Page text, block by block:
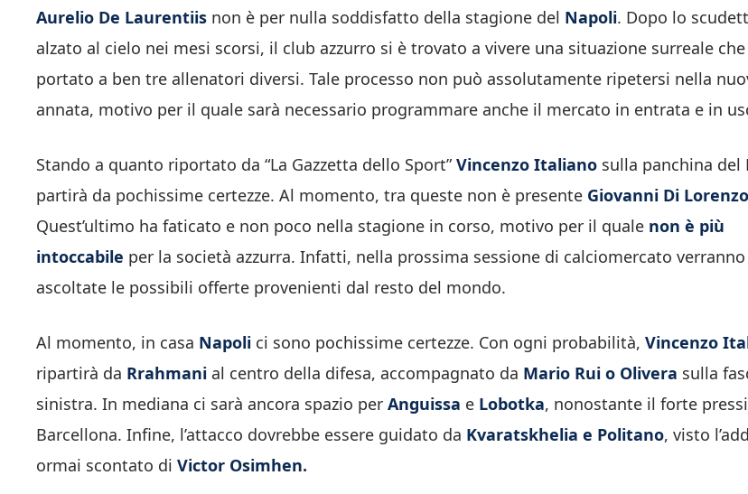
Aurelio De Laurentiis non è per nulla soddisfatto della stagione del Napoli. Dopo lo
alzato al cielo nei mesi scorsi, il club azzurro si è trovato a vivere una situazione surreale
portato a ben tre allenatori diversi. Tale processo non può assolutamente ripetersi nella
annata, motivo per il quale sarà necessario programmare anche il mercato in entrata e in
Stando a quanto riportato da “La Gazzetta dello Sport”Vincenzo Italiano sulla panchina del
partirà da pochissime certezze. Al momento, tra queste non è presente Giovanni Di Lorenzo
Quest’ultimo ha faticato e non poco nella stagione in corso, motivo per il quale non è più
intoccabile per la società azzurra. Infatti, nella prossima sessione di calciomercato verranno
ascoltate le possibili offerte provenienti dal resto del mondo.
Al momento, in casa Napoli ci sono pochissime certezze. Con ogni probabilità, Vincenzo
ripartirà da Rrahmani al centro della difesa, accompagnato da Mario Rui o Olivera sulla
sinistra. In mediana ci sarà ancora spazio per Anguissa e Lobotka, nonostante il forte
Barcellona. Infine, l’attacco dovrebbe essere guidato da Kvaratskhelia e Politano, visto
ormai scontato di Victor Osimhen.